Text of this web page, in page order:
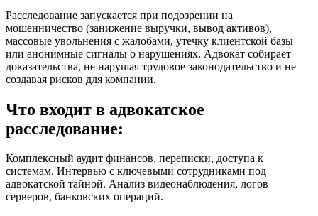
Расследование запускается при подозрении на
мошенничество (занижение выручки, вывод активов),
массовые увольнения с жалобами, утечку клиентской базы
или анонимные сигналы о нарушениях. Адвокат собирает
доказательства, не нарушая трудовое законодательство и не
создавая рисков для компании.
Что входит в адвокатское
расследование:
Комплексный аудит финансов, переписки, доступа к
системам. Интервью с ключевыми сотрудниками под
адвокатской тайной. Анализ видеонаблюдения, логов
серверов, банковских операций.